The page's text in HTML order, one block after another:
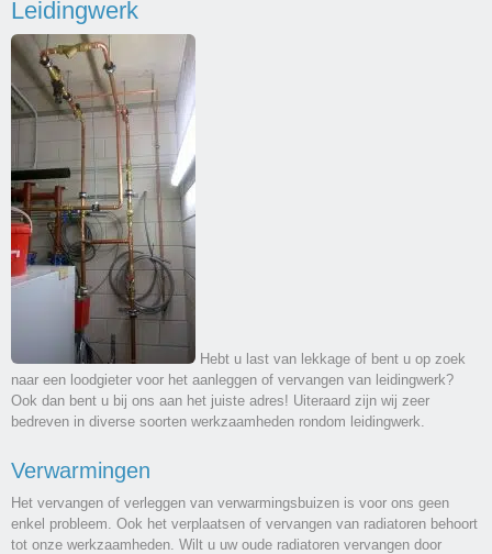
Leidingwerk
Hebt u last van lekkage of bent u op zoek
naar een loodgieter voor het aanleggen of vervangen van leidingwerk?
Ook dan bent u bij ons aan het juiste adres! Uiteraard zijn wij zeer
bedreven in diverse soorten werkzaamheden rondom leidingwerk.
Verwarmingen
Het vervangen of verleggen van verwarmingsbuizen is voor ons geen
enkel probleem. Ook het verplaatsen of vervangen van radiatoren behoort
tot onze werkzaamheden. Wilt u uw oude radiatoren vervangen door